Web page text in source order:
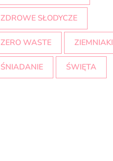
ZDROWE SŁODYCZE
ZERO WASTE ZIEMNIAKI
ŚNIADANIE ŚWIĘTA